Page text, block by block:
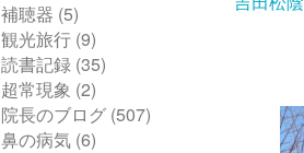
補聴器 (5)
観光旅行 (9)
読書記録 (35)
超常現象 (2)
院長のブログ (507)
鼻の病気 (6)